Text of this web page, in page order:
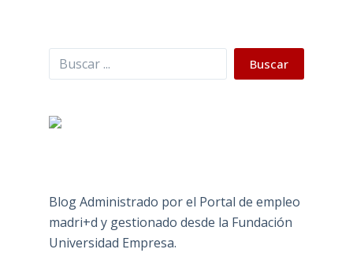
Buscar Buscar
Blog Administrado por el Portal de empleo
madri+d y gestionado desde la Fundación
Universidad Empresa.